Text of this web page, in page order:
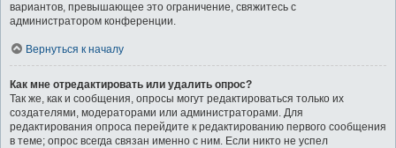
вариантов, превышающее это ограничение, свяжитесь с
администратором конференции.
Вернуться к началу
Как мне отредактировать или удалить опрос?
Так же, как и сообщения, опросы могут редактироваться только их
создателями, модераторами или администраторами. Для
редактирования опроса перейдите к редактированию первого сообщения
в теме; опрос всегда связан именно с ним. Если никто не успел